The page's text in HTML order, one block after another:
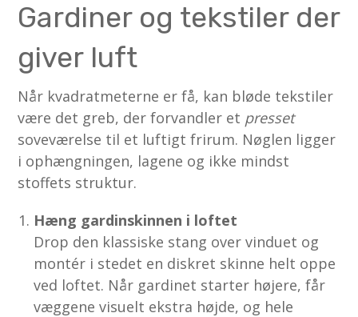
Gardiner og tekstiler der
giver luft
Når kvadratmeterne er få, kan bløde tekstiler
være det greb, der forvandler et presset
soveværelse til et luftigt frirum. Nøglen ligger
i ophængningen, lagene og ikke mindst
stoffets struktur.
Hæng gardinskinnen i loftet
Drop den klassiske stang over vinduet og
montér i stedet en diskret skinne helt oppe
ved loftet. Når gardinet starter højere, får
væggene visuelt ekstra højde, og hele